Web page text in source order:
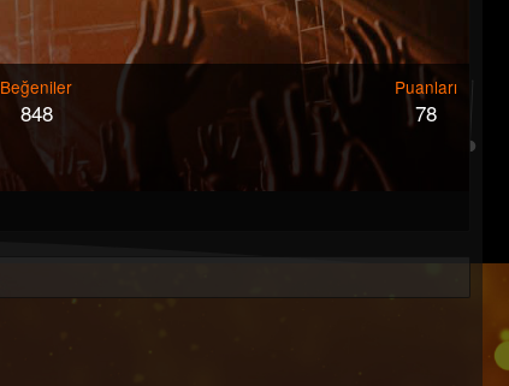
Beğeniler
848
Puanları
78